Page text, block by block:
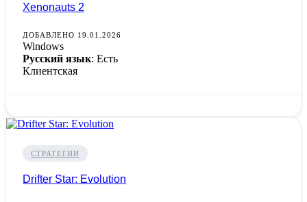
Xenonauts 2
ДОБАВЛЕНО 19.01.2026
Windows
Русский язык: Есть
Клиентская
СТРАТЕГИИ
Drifter Star: Evolution